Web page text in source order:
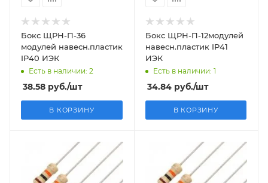
Бокс ЩРН-П-36
модулей навесн.пластик
IP40 ИЭК
Есть в наличии: 2
38.58 руб./шт
В КОРЗИНУ
Бокс ЩРН-П-12модулей
навесн.пластик IP41
ИЭК
Есть в наличии: 1
34.84руб./шт
В КОРЗИНУ